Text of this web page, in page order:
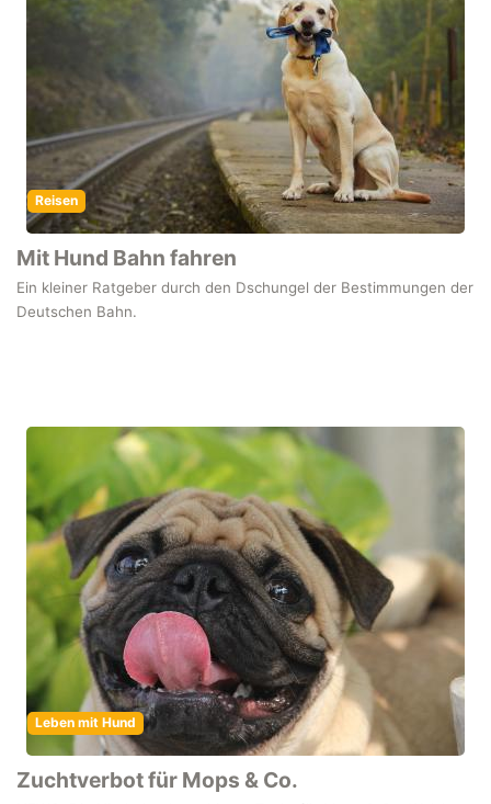
Reisen
Mit Hund Bahn fahren
Ein kleiner Ratgeber durch den Dschungel der Bestimmungen der
Deutschen Bahn.
Leben mit Hund
Zuchtverbot für Mops & Co.